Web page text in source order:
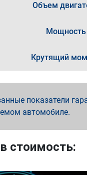
Объем
Мощность
Крутящий
показатели
автомобиле.
стоимость: